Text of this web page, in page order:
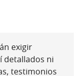
exigir
detallados ni
testimonios